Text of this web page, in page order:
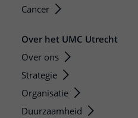
Cancer
Over het UMC Utrecht
Over ons
Strategie
Organisatie
Duurzaamheid